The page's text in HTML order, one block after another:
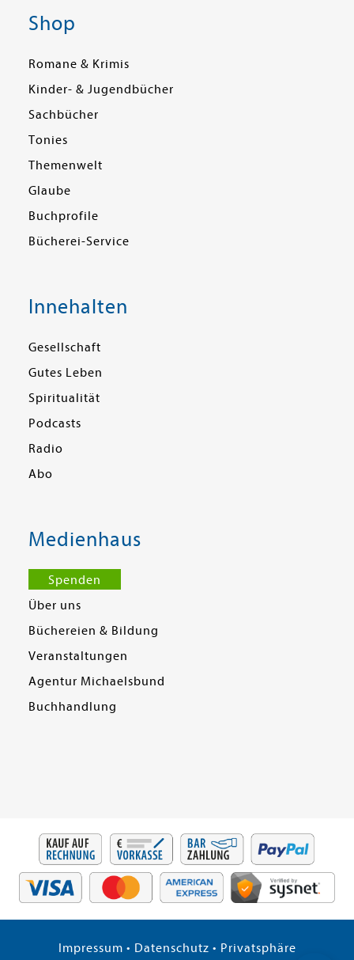
Shop
Romane & Krimis
Kinder- & Jugendbücher
Sachbücher
Tonies
Themenwelt
Glaube
Buchprofile
Bücherei-Service
Innehalten
Gesellschaft
Gutes Leben
Spiritualität
Podcasts
Radio
Abo
Medienhaus
Spenden
Über uns
Büchereien & Bildung
Veranstaltungen
Agentur Michaelsbund
Buchhandlung
Impressum • Datenschutz • Privatsphäre